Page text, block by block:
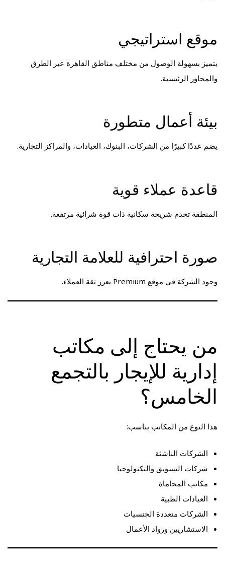
موقع استراتيجي
يتميز بسهولة الوصول من مختلف مناطق القاهرة عبر الطرق
والمحاور الرئيسية.
بيئة أعمال متطورة
يضم عددًا كبيرًا من الشركات، البنوك، العيادات، والمراكز التجارية.
قاعدة عملاء قوية
المنطقة تخدم شريحة سكانية ذات قوة شرائية مرتفعة.
صورة احترافية للعلامة التجارية
وجود الشركة في موقع Premium يعزز ثقة العملاء.
من يحتاج إلى مكاتب
إدارية للإيجار بالتجمع
الخامس؟
هذا النوع من المكاتب يناسب:
الشركات الناشئة
شركات التسويق والتكنولوجيا
مكاتب المحاماة
العيادات الطبية
الشركات متعددة الجنسيات
الاستشاريين ورواد الأعمال